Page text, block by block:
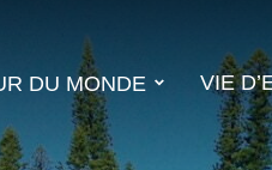
DU MONDE VIE